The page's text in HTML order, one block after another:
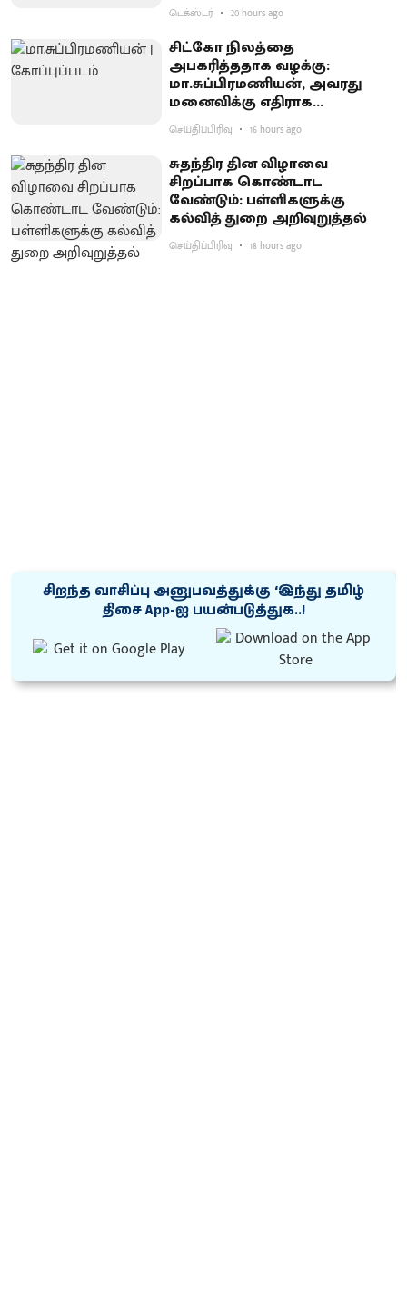
டெக்ஸ்டர் 20 hours ago
சிட்கோ நிலத்தை
அபகரித்ததாக வழக்கு:
மா.சுப்பிரமணியன், அவரது
மனைவிக்கு எதிராக
குற்றச்சாட்டு பதிவு
செய்திப்பிரிவு 16 hours ago
சுதந்திர தின விழாவை
சிறப்பாக கொண்டாட
வேண்டும்: பள்ளிகளுக்கு
கல்வித் துறை அறிவுறுத்தல்
செய்திப்பிரிவு 18 hours ago
சிறந்த வாசிப்பு அனுபவத்துக்கு ‘இந்து தமிழ்
திசை App-ஐ பயன்படுத்துக..!